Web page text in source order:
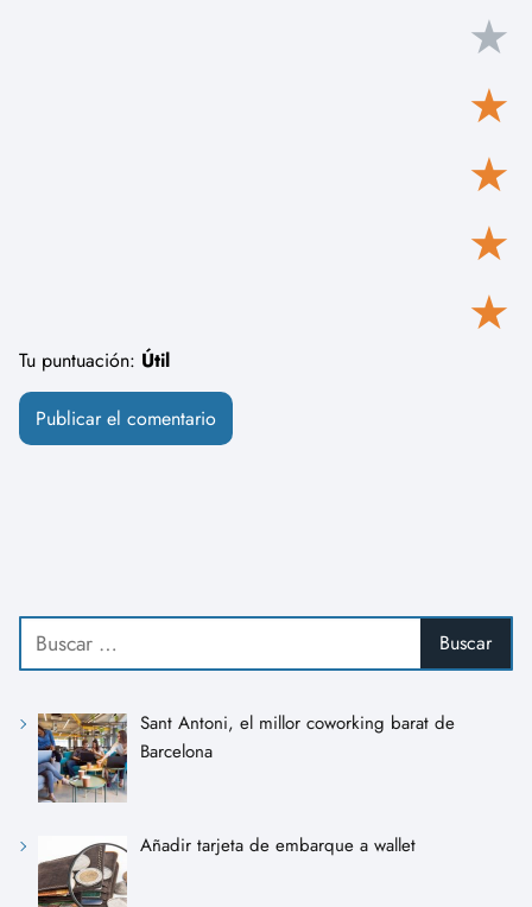
★
★
★
★
★
Tu puntuación: Útil
Sant Antoni, el millor coworking barat de
Barcelona
Añadir tarjeta de embarque a wallet